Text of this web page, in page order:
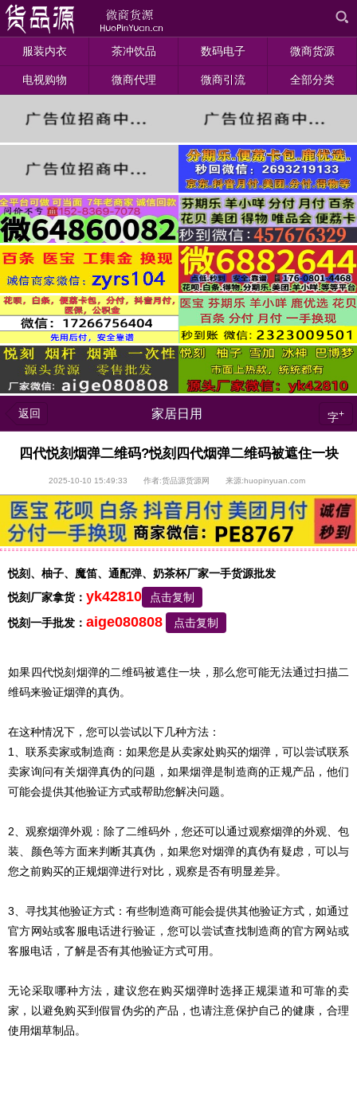
服装内衣 茶冲饮品 数码电子 微商货源
电视购物 微商代理 微商引流 全部分类
返回 家居日用 字+
四代悦刻烟弹二维码?悦刻四代烟弹二维码被遮住一块
2025-10-10 15:49:33 作者:货品源货源网 来源:huopinyuan.com
悦刻、柚子、魔笛、通配弹、奶茶杯厂家一手货源批发
悦刻厂家拿货： yk42810
点击复制
悦刻一手批发： aige080808 点击复制
如果四代悦刻烟弹的二维码被遮住一块，那么您可能无法通过扫描二
维码来验证烟弹的真伪。
在这种情况下，您可以尝试以下几种方法：
1、联系卖家或制造商：如果您是从卖家处购买的烟弹，可以尝试联系
卖家询问有关烟弹真伪的问题，如果烟弹是制造商的正规产品，他们
可能会提供其他验证方式或帮助您解决问题。
2、观察烟弹外观：除了二维码外，您还可以通过观察烟弹的外观、包
装、颜色等方面来判断其真伪，如果您对烟弹的真伪有疑虑，可以与
您之前购买的正规烟弹进行对比，观察是否有明显差异。
3、寻找其他验证方式：有些制造商可能会提供其他验证方式，如通过
官方网站或客服电话进行验证，您可以尝试查找制造商的官方网站或
客服电话，了解是否有其他验证方式可用。
无论采取哪种方法，建议您在购买烟弹时选择正规渠道和可靠的卖
家，以避免购买到假冒伪劣的产品，也请注意保护自己的健康，合理
使用烟草制品。